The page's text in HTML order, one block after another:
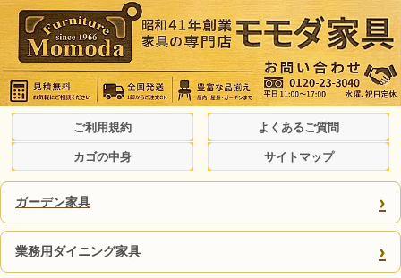
ご利用規約 よくあるご質問
カゴの中身 サイトマップ
ガーデン家具 ›
業務用ダイニング家具 ›